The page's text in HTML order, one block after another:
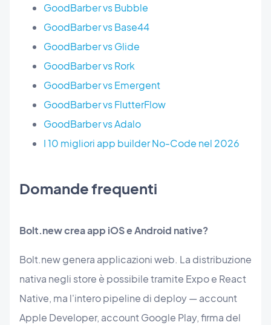
GoodBarber vs Bubble
GoodBarber vs Base44
GoodBarber vs Glide
GoodBarber vs Rork
GoodBarber vs Emergent
GoodBarber vs FlutterFlow
GoodBarber vs Adalo
I 10 migliori app builder No-Code nel 2026
Domande frequenti
Bolt.new crea app iOS e Android native?
Bolt.new genera applicazioni web. La distribuzione
nativa negli store è possibile tramite Expo e React
Native, ma l'intero pipeline di deploy — account
Apple Developer, account Google Play, firma del